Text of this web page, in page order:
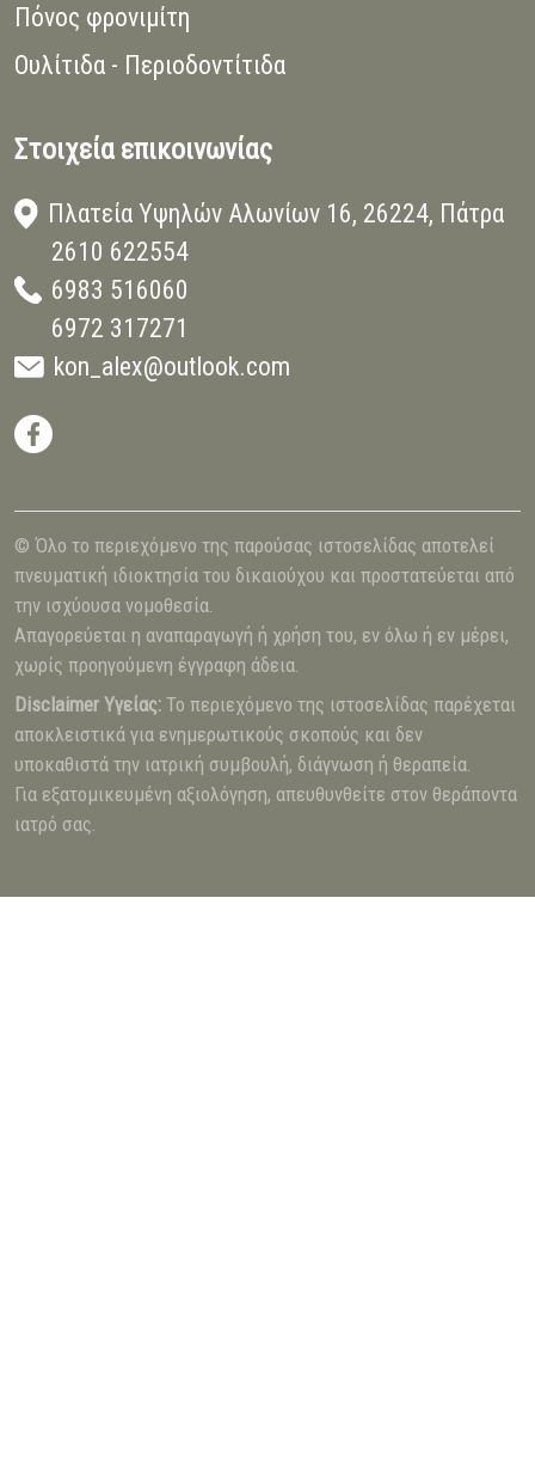
Πόνος φρονιμίτη
Ουλίτιδα - Περιοδοντίτιδα
Στοιχεία επικοινωνίας
Πλατεία Υψηλών Αλωνίων 16, 26224, Πάτρα
2610 622554
6983 516060
6972 317271
kon_alex@outlook.com
© Όλο το περιεχόμενο της παρούσας ιστοσελίδας αποτελεί
πνευματική ιδιοκτησία του δικαιούχου και προστατεύεται από
την ισχύουσα νομοθεσία.
Απαγορεύεται η αναπαραγωγή ή χρήση του, εν όλω ή εν μέρει,
χωρίς προηγούμενη έγγραφη άδεια.
Disclaimer Υγείας: Το περιεχόμενο της ιστοσελίδας παρέχεται
αποκλειστικά για ενημερωτικούς σκοπούς και δεν
υποκαθιστά την ιατρική συμβουλή, διάγνωση ή θεραπεία.
Για εξατομικευμένη αξιολόγηση, απευθυνθείτε στον θεράποντα
ιατρό σας.